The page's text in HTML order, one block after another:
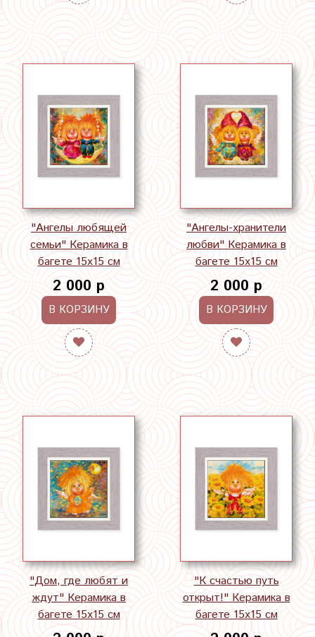
"Ангелы любящей
семьи" Керамика в
багете 15х15 см
2 000 р
В КОРЗИНУ
"Ангелы-хранители
любви" Керамика в
багете 15х15 см
2 000 р
В КОРЗИНУ
"Дом, где любят и
ждут" Керамика в
багете 15х15 см
"К счастью путь
открыт!" Керамика в
багете 15х15 см